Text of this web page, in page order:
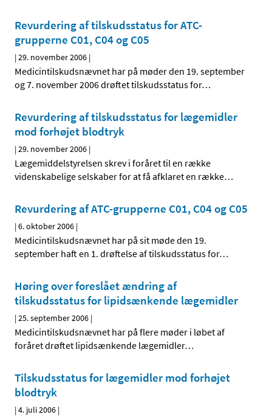
Revurdering af tilskudsstatus for ATC-
grupperne C01, C04 og C05
|29. november 2006 |
Medicintilskudsnævnet har på møder den 19. september
og 7. november 2006 drøftet tilskudsstatus for…
Revurdering af tilskudsstatus for lægemidler
mod forhøjet blodtryk
|29. november 2006 |
Lægemiddelstyrelsen skrev i foråret til en række
videnskabelige selskaber for at få afklaret en række…
Revurdering af ATC-grupperne C01, C04 og C05
|6. oktober 2006 |
Medicintilskudsnævnet har på sit møde den 19.
september haft en 1. drøftelse af tilskudsstatus for…
Høring over foreslået ændring af
tilskudsstatus for lipidsænkende lægemidler
|25. september 2006 |
Medicintilskudsnævnet har på flere møder i løbet af
foråret drøftet lipidsænkende lægemidler…
Tilskudsstatus for lægemidler mod forhøjet
blodtryk
|4. juli 2006 |